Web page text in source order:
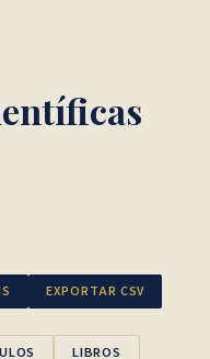
o revista
EXPORTAR CSV
LIBROS